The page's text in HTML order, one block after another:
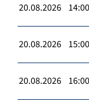
20.08.2026
20.08.2026
20.08.2026